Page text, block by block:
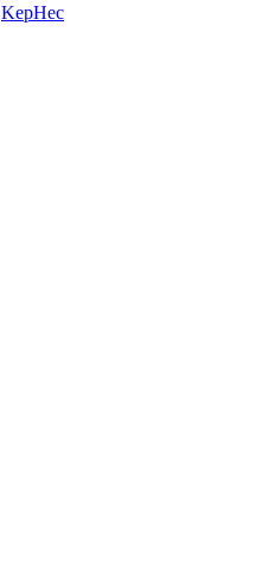
KepHec